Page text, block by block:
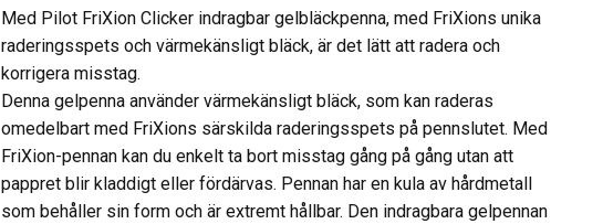
Med Pilot FriXion Clicker indragbar gelbläckpenna, med FriXions unika
raderingsspets och värmekänsligt bläck, är det lätt att radera och
korrigera misstag.
Denna gelpenna använder värmekänsligt bläck, som kan raderas
omedelbart med FriXions särskilda raderingsspets på pennslutet. Med
FriXion-pennan kan du enkelt ta bort misstag gång på gång utan att
pappret blir kladdigt eller fördärvas. Pennan har en kula av hårdmetall
som behåller sin form och är extremt hållbar. Den indragbara gelpennan